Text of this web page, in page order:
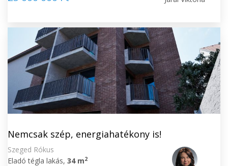
Nemcsak szép, energiahatékony is!
Szeged Rókus
Eladó tégla lakás, 34 m2